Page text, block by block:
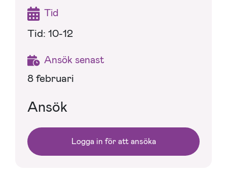
Tid
Tid: 10-12
Ansök senast
8 februari
Ansök
Logga in för att ansöka